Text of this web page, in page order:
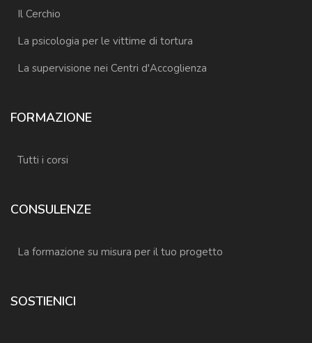
Il Cerchio
La psicologia per le vittime di tortura
La supervisione nei Centri d'Accoglienza
FORMAZIONE
Tutti i corsi
CONSULENZE
La formazione su misura per il tuo progetto
SOSTIENICI